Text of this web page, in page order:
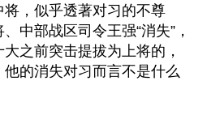
，似乎透著对习的不尊
中部战区司令王强“消失”，
之前突击提拔为上将的，
的消失对习而言不是什么